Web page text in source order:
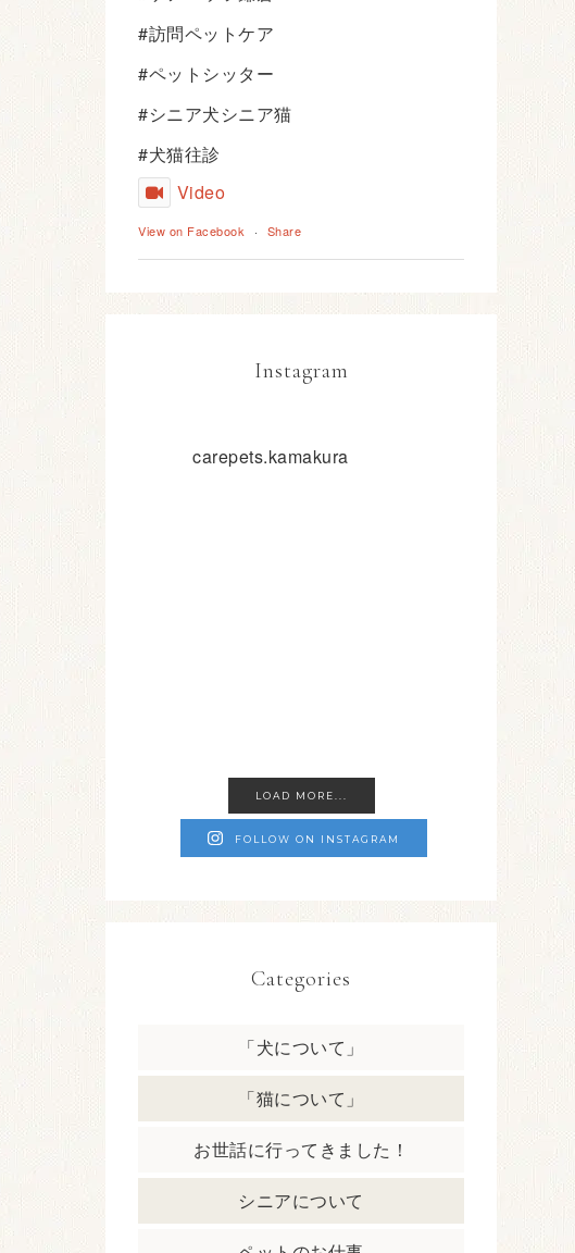
#訪問ペットケア
#ペットシッター
#シニア犬シニア猫
#犬猫往診
Video
View on Facebook · Share
Instagram
carepets.kamakura
Categories
「犬について」